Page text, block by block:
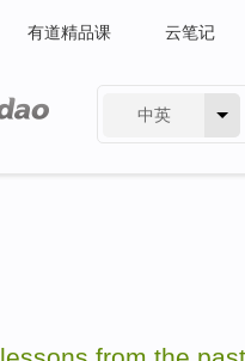
有道精品课 云笔记
中英